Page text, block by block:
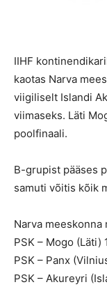
IIHF
kaotas Narva
viigiliselt Islandi
viimaseks. Läti
poolfinaali.
B-grupist pääses
samuti võitis kõik
Narva meeskonna
PSK – Mogo (Läti)
PSK – Panx
PSK – Akureyri